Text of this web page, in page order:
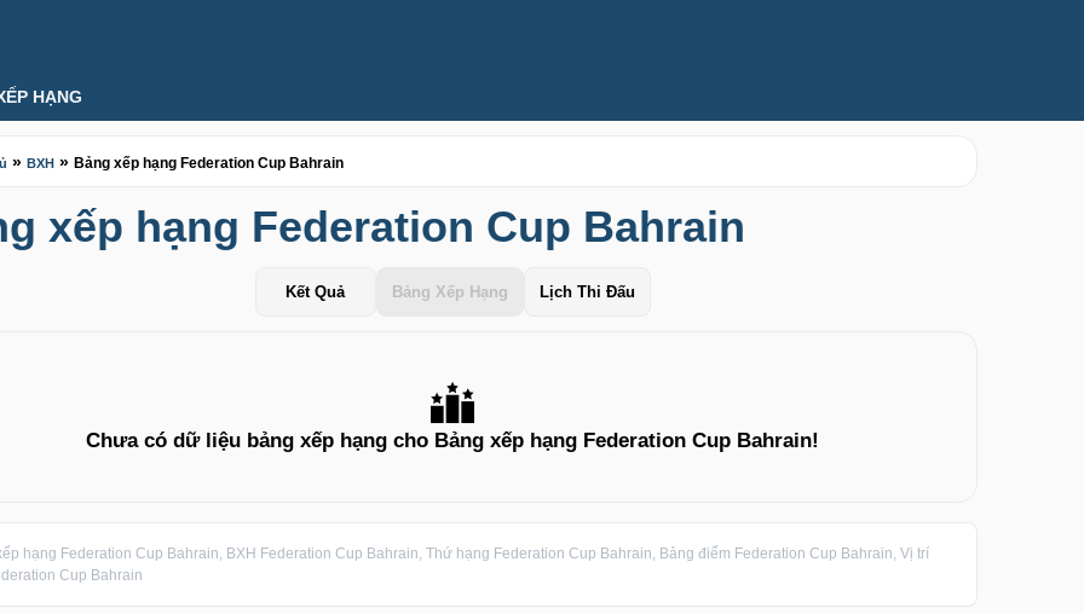
HẠNG
» BXH » Bảng xếp hạng Federation Cup Bahrain
xếp hạng Federation Cup Bahrain
Kết Quả Bảng Xếp Hạng Lịch Thi Đấu
Chưa có dữ liệu bảng xếp hạng cho Bảng xếp hạng Federation Cup Bahrain!
hạng Federation Cup Bahrain, BXH Federation Cup Bahrain, Thứ hạng Federation Cup Bahrain, Bảng điểm Federation Cup Bahrain, Vị trí
Cup Bahrain